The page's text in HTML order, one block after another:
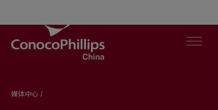
ConocoPhillips China
Menu
媒体中心康菲中国总裁威诺德获评2021年度中国女性赋权奖“年度男
/